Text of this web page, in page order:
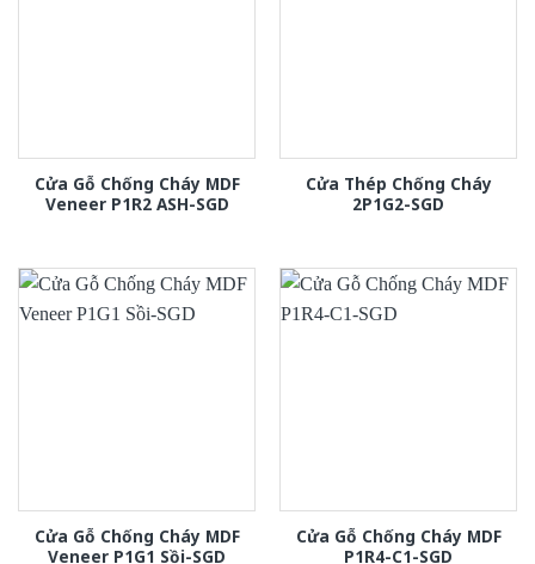
Cửa Gỗ Chống Cháy MDF
Veneer P1R2 ASH-SGD
Cửa Thép Chống Cháy
2P1G2-SGD
Cửa Gỗ Chống Cháy MDF
Veneer P1G1 Sồi-SGD
Cửa Gỗ Chống Cháy MDF
P1R4-C1-SGD